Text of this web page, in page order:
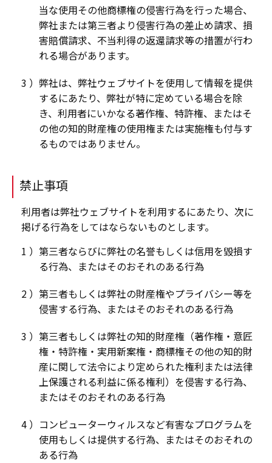
当な使用その他商標権の侵害行為を行った場合、
弊社または第三者より侵害行為の差止め請求、損
害賠償請求、不当利得の返還請求等の措置が行わ
れる場合があります。
弊社は、弊社ウェブサイトを使用して情報を提供
するにあたり、弊社が特に定めている場合を除
き、利用者にいかなる著作権、特許権、またはそ
の他の知的財産権の使用権または実施権も付与す
るものではありません。
禁止事項
利用者は弊社ウェブサイトを利用するにあたり、次に
掲げる行為をしてはならないものとします。
第三者ならびに弊社の名誉もしくは信用を毀損す
る行為、またはそのおそれのある行為
第三者もしくは弊社の財産権やプライバシー等を
侵害する行為、またはそのおそれのある行為
第三者もしくは弊社の知的財産権（著作権・意匠
権・特許権・実用新案権・商標権その他の知的財
産に関して法令により定められた権利または法律
上保護される利益に係る権利）を侵害する行為、
またはそのおそれのある行為
コンピューターウィルスなど有害なプログラムを
使用もしくは提供する行為、またはそのおそれの
ある行為